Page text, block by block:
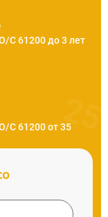
С 61200 до 3 лет
С 61200 от 35